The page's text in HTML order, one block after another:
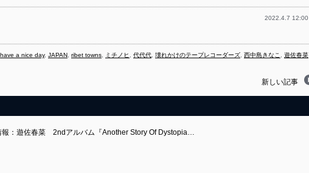
2022.4.7 12:00
have a nice day, JAPAN ribet towns ミチノヒ 代代代 壊れかけのテープレコーダーズ 西中島きなこ 遊佐春菜
新しい記事
報：遊佐春菜 2ndアルバム『Another Story Of Dystopia…